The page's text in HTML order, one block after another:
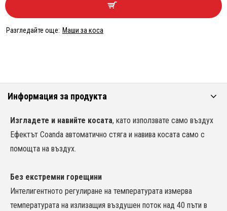
Разгледайте още: Маши за коса
Информация за продукта
Изгладете и навийте косата, като използвате само въздух
Ефектът Coanda автоматично стяга и навива косата само с
помощта на въздух.
Без екстремни горещини
Интелигентното регулиране на температурата измерва
температурата на излизащия въздушен поток над 40 пъти в